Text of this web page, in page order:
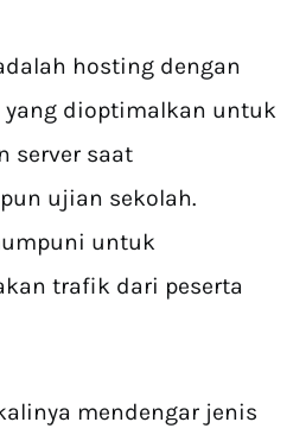
hosting dengan
dioptimalkan untuk
server saat
ujian sekolah.
untuk
trafik dari peserta
mendengar jenis